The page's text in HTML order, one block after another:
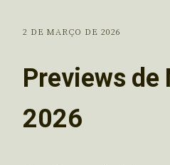
2 DE MARÇO DE 2026
Previews de
2026